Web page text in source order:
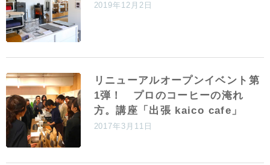
2019年12月2日
リニューアルオープンイベント第
1弾！ プロのコーヒーの淹れ
方。講座「出張 kaico cafe」
2017年3月11日